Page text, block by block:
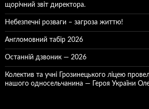
щорічний звіт директора.
Небезпечні розваги – загроза життю!
Англомовний табір 2026
Останній дзвоник — 2026
Колектив та учні Грозинецького ліцею
нашого односельчанина — Героя України